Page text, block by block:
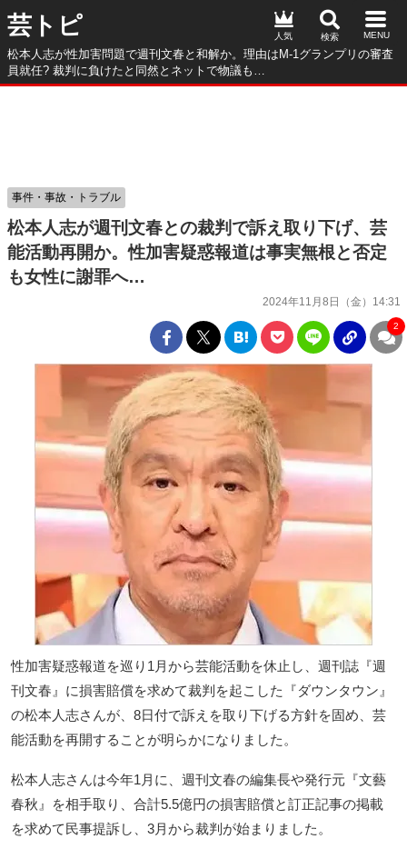
芸トピ
松本人志が性加害問題で週刊文春と和解か。理由はM-1グランプリの審査
員就任? 裁判に負けたと同然とネットで物議も…
人気
松本人志が週刊文春との裁判で訴え取り下げ、芸
能活動再開か。性加害疑惑報道は事実無根と否定
も女性に謝罪へ…
2024年11月8日（金）14:31
事件・事故・トラブル
2
性加害疑惑報道を巡り1月から芸能活動を休止し、週刊誌『週
刊文春』に損害賠償を求めて裁判を起こした『ダウンタウン』
の松本人志さんが、8日付で訴えを取り下げる方針を固め、芸
能活動を再開することが明らかになりました。
松本人志さんは今年1月に、週刊文春の編集長や発行元『文藝
春秋』を相手取り、合計5.5億円の損害賠償と訂正記事の掲載
を求めて民事提訴し、3月から裁判が始まりました。